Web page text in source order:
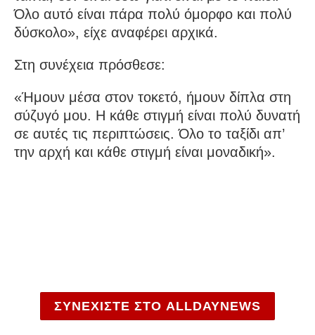
Όλο αυτό είναι πάρα πολύ όμορφο και πολύ
δύσκολο», είχε αναφέρει αρχικά.
Στη συνέχεια πρόσθεσε:
«Ήμουν μέσα στον τοκετό, ήμουν δίπλα στη
σύζυγό μου. Η κάθε στιγμή είναι πολύ δυνατή
σε αυτές τις περιπτώσεις. Όλο το ταξίδι απ’
την αρχή και κάθε στιγμή είναι μοναδική».
ΣΥΝΕΧΙΣΤΕ ΣΤΟ ALLDAYNEWS